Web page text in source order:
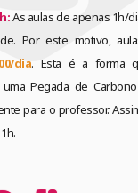
As aulas de apenas 1h/
Por este motivo,
dia. Esta é a forma
Pegada de
para o professor.